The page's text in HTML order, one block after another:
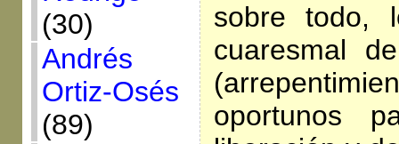
(30)
Andrés
Ortiz-Osés
(89)
sobre todo,
cuaresmal
oportunos